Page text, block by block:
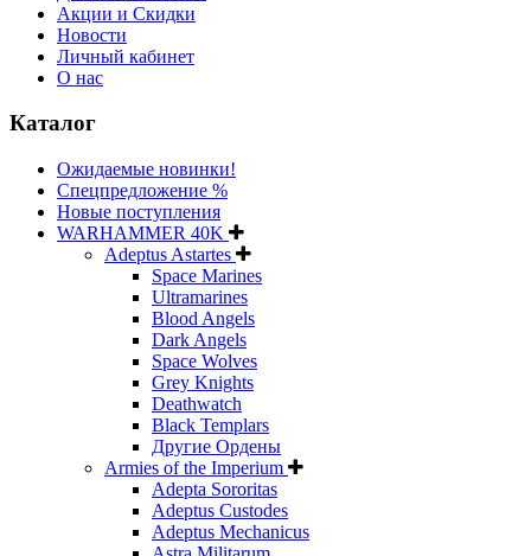
Акции и Скидки
Новости
Личный кабинет
О нас
Каталог
Ожидаемые новинки!
Спецпредложение %
Новые поступления
WARHAMMER 40K
Adeptus Astartes
Space Marines
Ultramarines
Blood Angels
Dark Angels
Space Wolves
Grey Knights
Deathwatch
Black Templars
Другие Ордены
Armies of the Imperium
Adepta Sororitas
Adeptus Custodes
Adeptus Mechanicus